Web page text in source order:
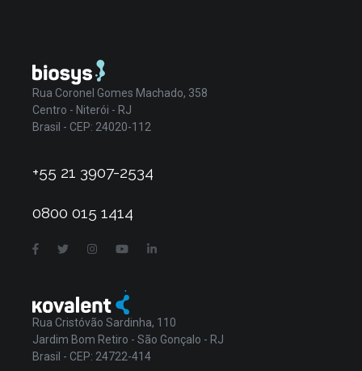
Rua Coronel Gomes Machado, 358
Centro - Niterói - RJ
Brasil - CEP: 24020-112
+55 21 3907-2534
0800 015 1414
Rua Cristóvão Sardinha, 110
Jardim Bom Retiro - São Gonçalo - RJ
Brasil - CEP: 24722-414